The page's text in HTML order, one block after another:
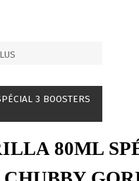
3 BOOSTERS
80ML